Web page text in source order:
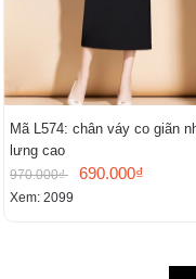
Mã L574: chân váy co giãn
lưng cao
970.000₫ 690.000₫
Xem: 2099